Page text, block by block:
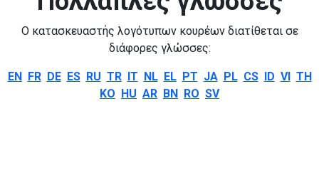
Ο κατασκευαστής λογότυπων κουρέων διατίθεται σε
διάφορες γλώσσες:
EN FR DE ES RU TR IT NL EL PT JA PL CS ID VI TH
KO HU AR BN RO SV